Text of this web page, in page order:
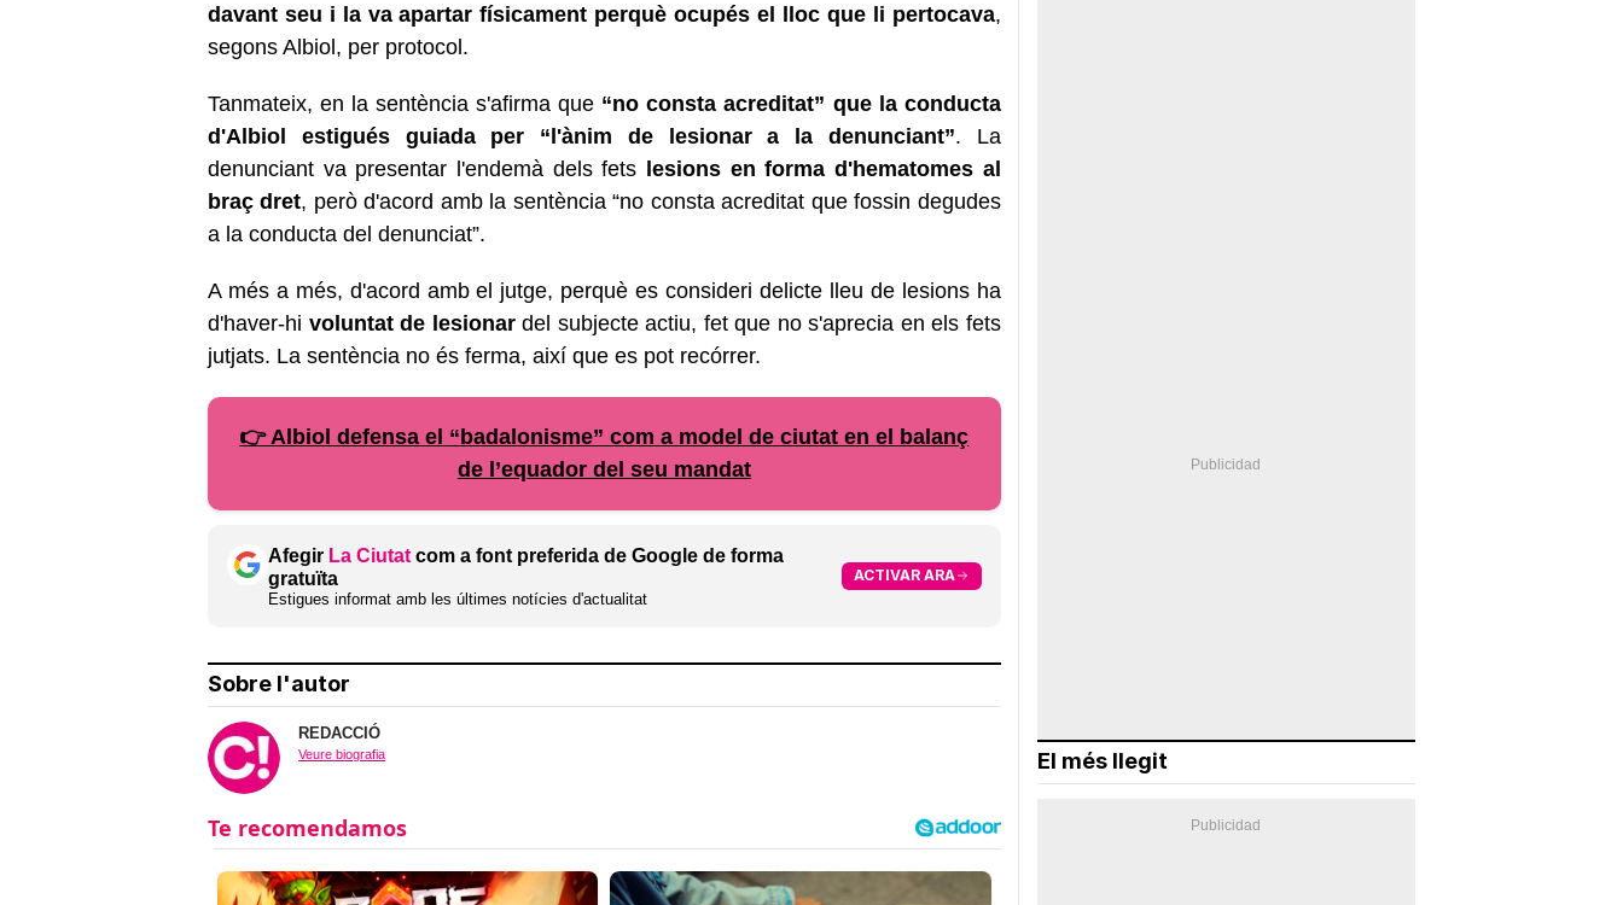
davant seu i la va apartar físicament perquè ocupés el lloc que li pertocava,
segons Albiol, per protocol.
Tanmateix, en la sentència s'afirma que “no consta acreditat” que la conducta
d'Albiol estigués guiada per “l'ànim de lesionar a la denunciant”. La
denunciant va presentar l'endemà dels fets lesions en forma d'hematomes al
braç dret, però d'acord amb la sentència “no consta acreditat que fossin degudes
a la conducta del denunciat”.
A més a més, d'acord amb el jutge, perquè es consideri delicte lleu de lesions ha
d'haver-hi voluntat de lesionardel subjecte actiu, fet que no s'aprecia en els fets
jutjats. La sentència no és ferma, així que es pot recórrer.
👉 Albiol defensa el “badalonisme” com a model de ciutat en el balanç
de l’equador del seu mandat
Afegir La Ciutat com a font preferida de Google de forma
gratuïta
Estigues informat amb les últimes notícies d'actualitat
ACTIVAR ARA
Sobre l'autor
REDACCIÓ
Veure biografia El més llegit